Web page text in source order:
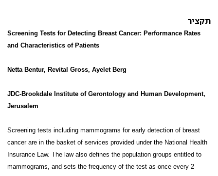
תקציר
Screening Tests for Detecting Breast Cancer: Performance Rates
and Characteristics of Patients
Netta Bentur, Revital Gross, Ayelet Berg
JDC-Brookdale Institute of Gerontology and Human Development,
Jerusalem
Screening tests including mammograms for early detection of breast
cancer are in the basket of services provided under the National Health
Insurance Law. The law also defines the population groups entitled to
mammograms, and sets the frequency of the test as once every 2